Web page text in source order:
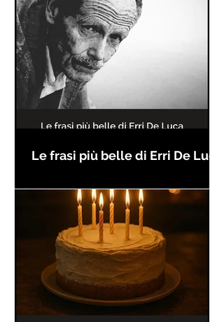
Le frasi più belle di Erri De Luca